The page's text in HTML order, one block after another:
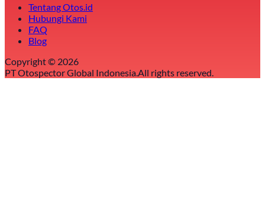
Tentang Otos.id
Hubungi Kami
FAQ
Blog
Copyright © 2026
PT Otospector Global Indonesia. All rights reserved.